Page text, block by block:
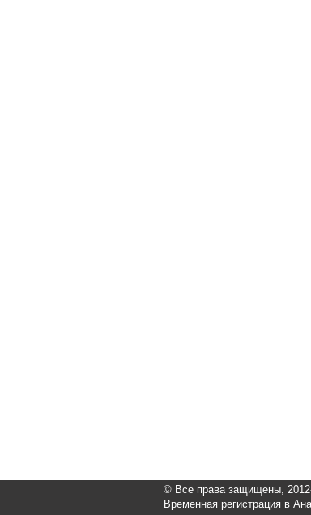
© Все права защищены,
Временная регистрация в